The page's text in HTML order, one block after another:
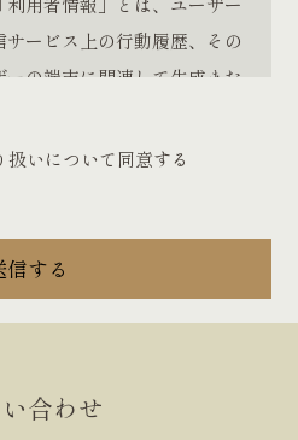
ービス上の行動履歴、その
の端末に関連して生成また
ものとします。 本サービ
ただく情報 本サービスを利
ービスの利用を通じてユー
報は以下のとおりです。
扱いについて同意する
信する
合わせ